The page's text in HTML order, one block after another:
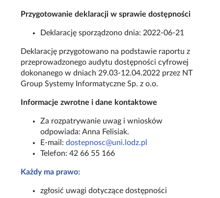
Przygotowanie deklaracji w sprawie dostępności
Deklarację sporządzono dnia: 2022-06-21
Deklarację przygotowano na podstawie raportu z
przeprowadzonego audytu dostępności cyfrowej
dokonanego w dniach 29.03-12.04.2022 przez NT
Group Systemy Informatyczne Sp. z o.o.
Informacje zwrotne i dane kontaktowe
Za rozpatrywanie uwag i wniosków
odpowiada: Anna Felisiak.
E-mail:dostepnosc@uni.lodz.pl
Telefon: 42 66 55 166
Każdy ma prawo:
zgłosić uwagi dotyczące dostępności